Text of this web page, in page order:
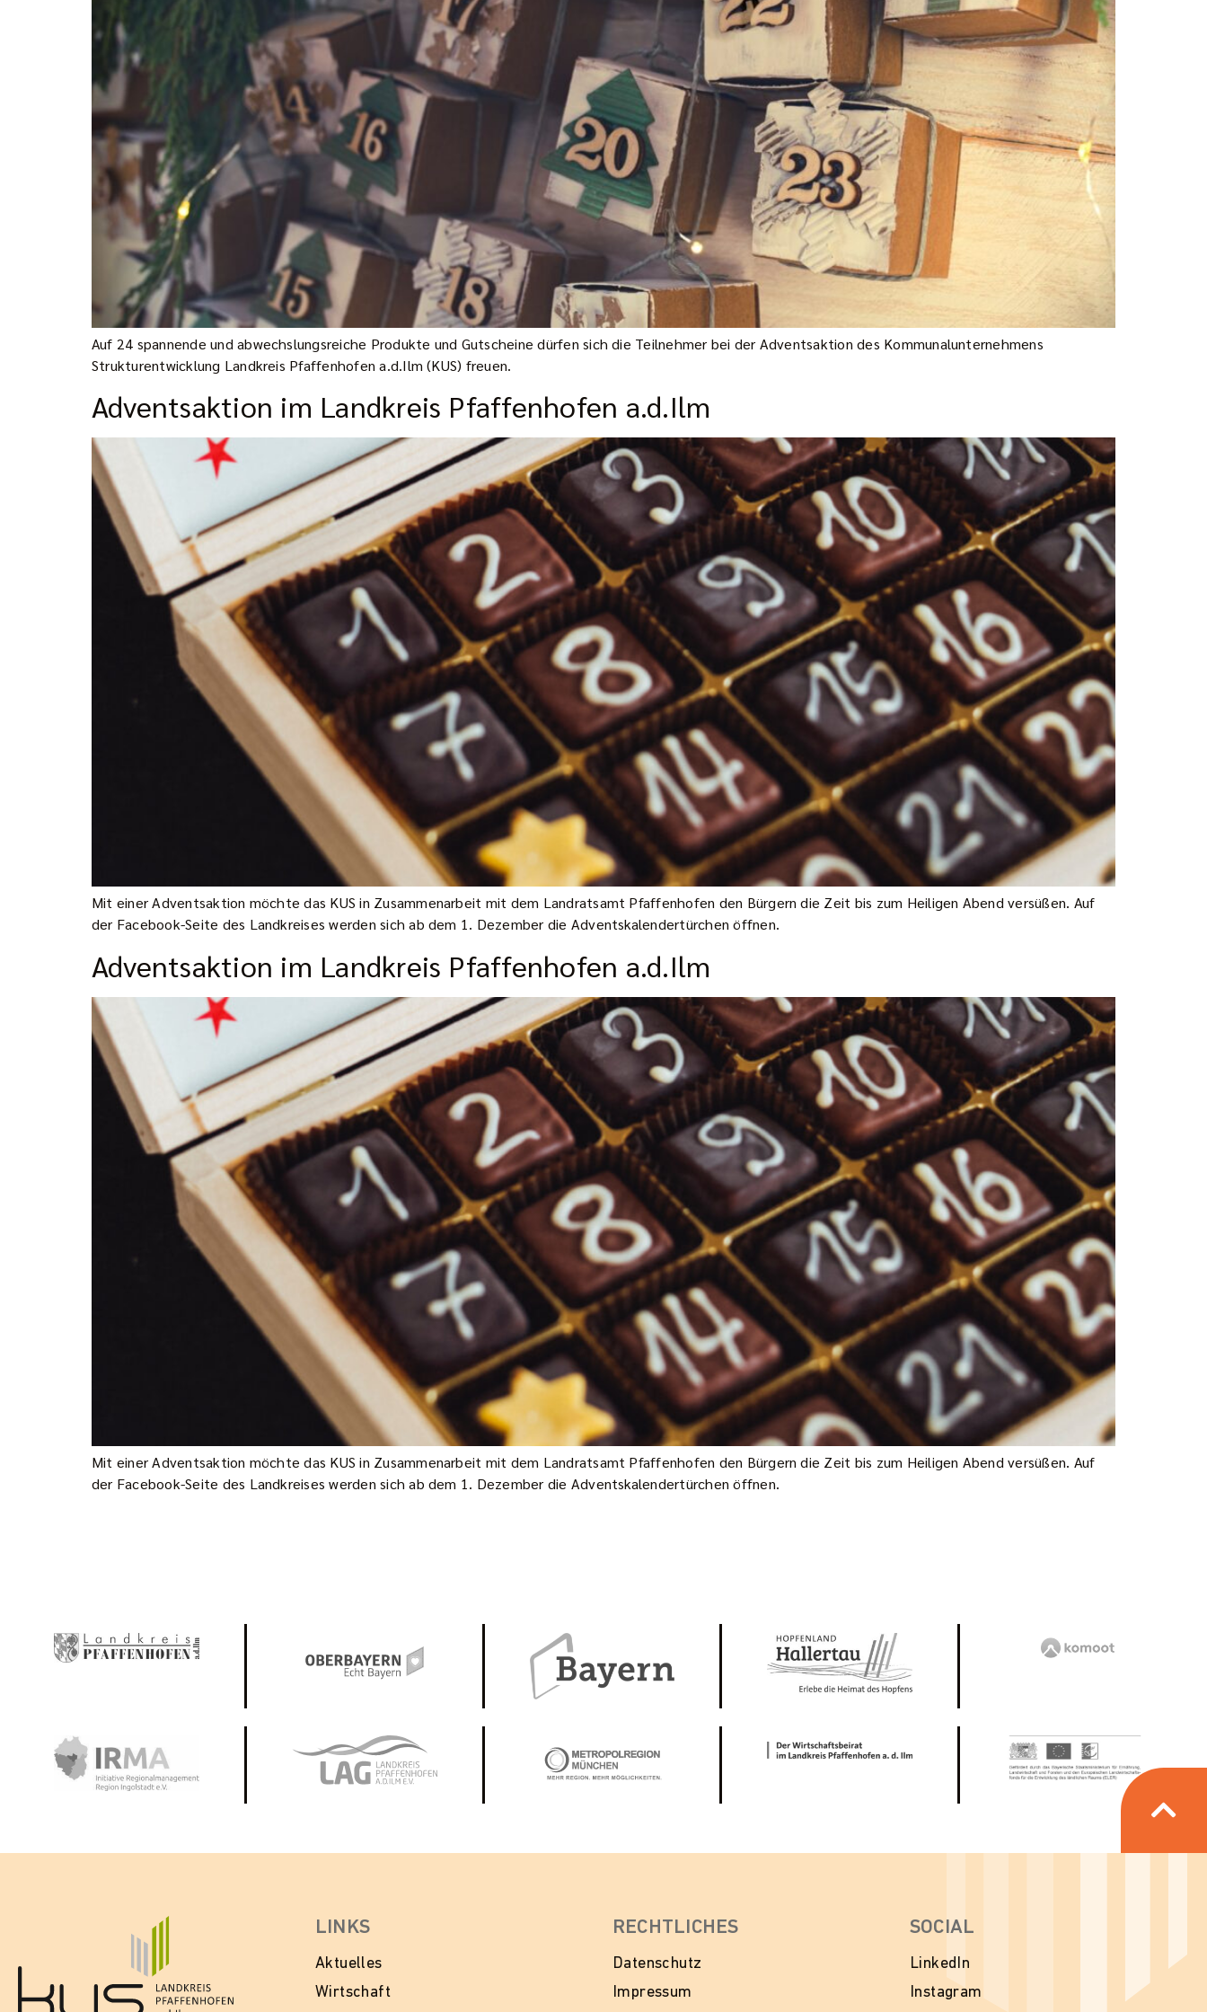
Auf 24 spannende und abwechslungsreiche Produkte und Gutscheine dürfen sich die Teilnehmer bei der Adventsaktion des Kommunalunternehmens
Strukturentwicklung Landkreis Pfaffenhofen a.d.Ilm (KUS) freuen.
Adventsaktion im Landkreis Pfaffenhofen a.d.Ilm
Mit einer Adventsaktion möchte das KUS in Zusammenarbeit mit dem Landratsamt Pfaffenhofen den Bürgern die Zeit bis zum Heiligen Abend versüßen. Auf
der Facebook-Seite des Landkreises werden sich ab dem 1. Dezember die Adventskalendertürchen öffnen.
Adventsaktion im Landkreis Pfaffenhofen a.d.Ilm
Mit einer Adventsaktion möchte das KUS in Zusammenarbeit mit dem Landratsamt Pfaffenhofen den Bürgern die Zeit bis zum Heiligen Abend versüßen. Auf
der Facebook-Seite des Landkreises werden sich ab dem 1. Dezember die Adventskalendertürchen öffnen.
LINKS
Aktuelles
Wirtschaft
RECHTLICHES
Datenschutz
Impressum
SOCIAL
LinkedIn
Instagram